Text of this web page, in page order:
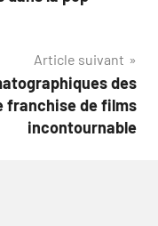
Article suivant
des
franchise de films
incontournable